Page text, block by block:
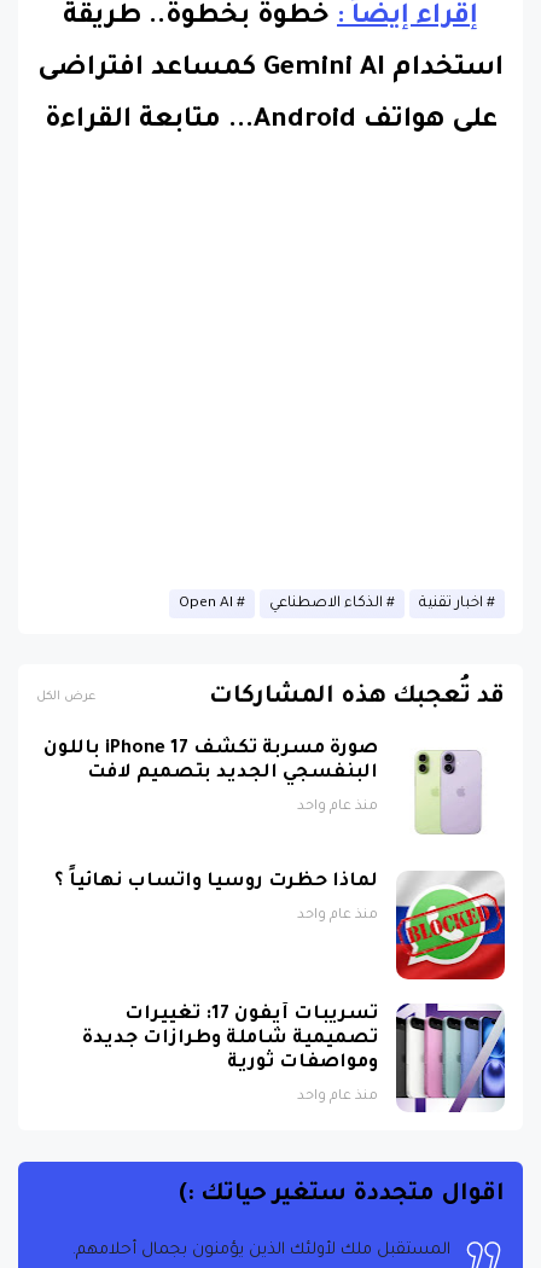
إقراء إيضاً : خطوة بخطوة.. طريقة
استخدام Gemini AI كمساعد افتراضى
على هواتف Android
... متابعة القراءة
اخبار تقنية الذكاء الاصطناعي Open AI
قد تُعجبك هذه المشاركات عرض الكل
صورة مسربة تكشف iPhone 17 باللون
البنفسجي الجديد بتصميم لافت
منذ عام واحد
لماذا حظرت روسيا واتساب نهائياً ؟
منذ عام واحد
تسريبات آيفون 17: تغييرات
تصميمية شاملة وطرازات جديدة
ومواصفات ثورية
منذ عام واحد
اقوال متجددة ستغير حياتك :)
المستقبل ملك لأولئك الذين يؤمنون بجمال أحلامهم.